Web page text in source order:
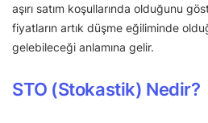
aşırı satım koşullarında olduğunu
fiyatların artık düşme eğiliminde
gelebileceği anlamına gelir.
STO (Stokastik) Nedir?